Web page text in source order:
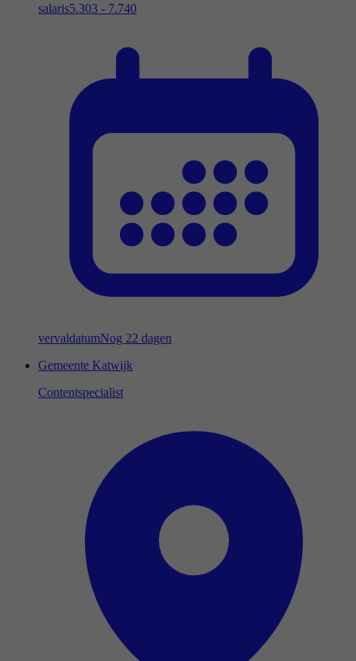
salaris5.303 - 7.740
vervaldatumNog 22 dagen
Gemeente Katwijk
Contentspecialist